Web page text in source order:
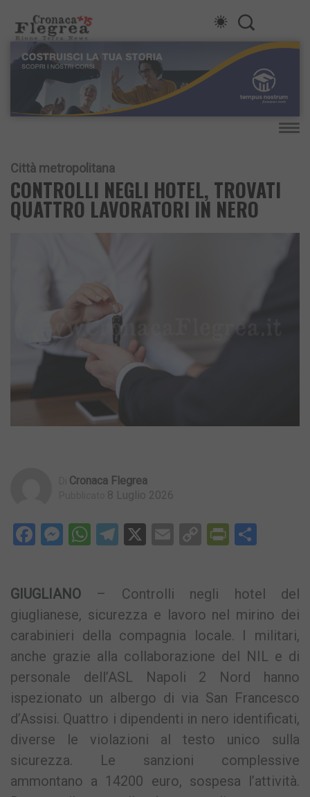
Città metropolitana
CONTROLLI NEGLI HOTEL, TROVATI
QUATTRO LAVORATORI IN NERO
Cronaca Flegrea
8 Luglio 2026
Facebook
Messenger
WhatsApp
Telegram
X EmailCopy
GIUGLIANO – Controlli negli hotel del
giuglianese, sicurezza e lavoro nel mirino dei
carabinieri della compagnia locale. I militari,
anche grazie alla collaborazione del NIL e di
personale dell’ASL Napoli 2 Nord hanno
ispezionato un albergo di via San Francesco
d’Assisi. Quattro i dipendenti in nero identificati,
diverse le violazioni al testo unico sulla
sicurezza. Le sanzioni complessive
ammontano a 14200 euro, sospesa l’attività.